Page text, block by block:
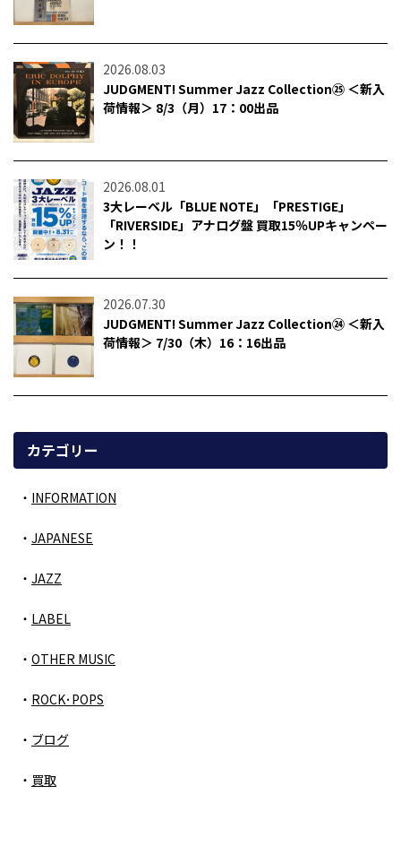
2026.08.03
JUDGMENT! Summer Jazz Collection㉕ ＜新入
荷情報＞ 8/3（月）17：00出品
2026.08.01
3大レーベル「BLUE NOTE」「PRESTIGE」
「RIVERSIDE」アナログ盤 買取15％UPキャンペー
ン！！
2026.07.30
JUDGMENT! Summer Jazz Collection㉔ ＜新入
荷情報＞ 7/30（木）16：16出品
カテゴリー
INFORMATION
JAPANESE
JAZZ
LABEL
OTHER MUSIC
ROCK･POPS
ブログ
買取